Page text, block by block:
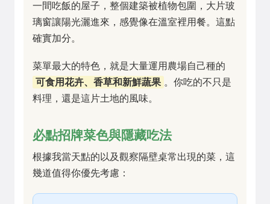
一間吃飯的屋子，整個建築被植物包圍，大片玻
璃窗讓陽光灑進來，感覺像在溫室裡用餐。這點
確實加分。
菜單最大的特色，就是大量運用農場自己種的
可食用花卉、香草和新鮮蔬果 。你吃的不只是
料理，還是這片土地的風味。
必點招牌菜色與隱藏吃法
根據我當天點的以及觀察隔壁桌常出現的菜，這
幾道值得你優先考慮：